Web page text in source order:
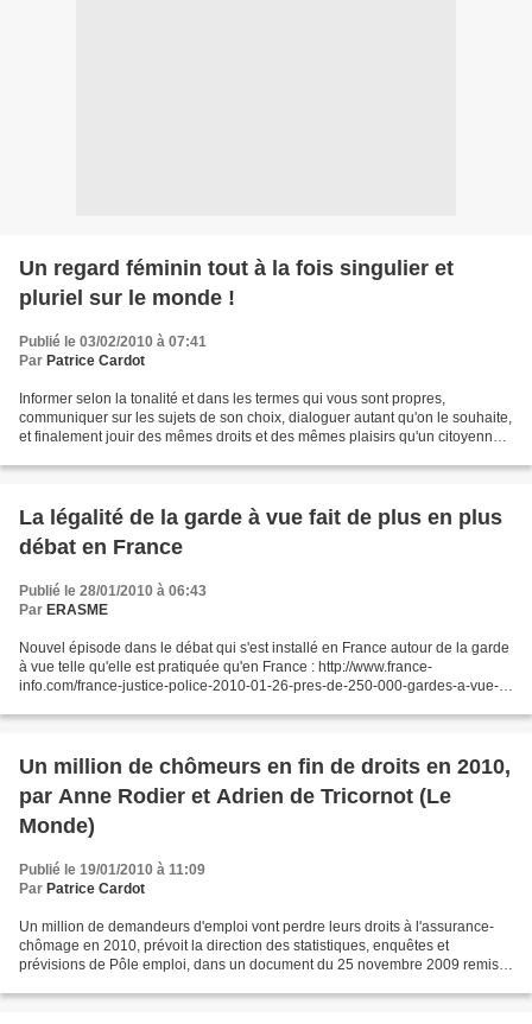
Un regard féminin tout à la fois singulier et
pluriel sur le monde !
Publié le 03/02/2010 à 07:41
Par Patrice Cardot
Informer selon la tonalité et dans les termes qui vous sont propres,
communiquer sur les sujets de son choix, dialoguer autant qu'on le souhaite,
et finalement jouir des mêmes droits et des mêmes plaisirs qu'un citoyenne
La légalité de la garde à vue fait de plus en plus
débat en France
Publié le 28/01/2010 à 06:43
Par ERASME
Nouvel épisode dans le débat qui s'est installé en France autour de la garde
à vue telle qu'elle est pratiquée qu'en France : http://www.france-
info.com/france-justice-police-2010-01-26-pres-de-250-000-gardes-a-vue-
Un million de chômeurs en fin de droits en 2010,
par Anne Rodier et Adrien de Tricornot (Le
Monde)
Publié le 19/01/2010 à 11:09
Par Patrice Cardot
Un million de demandeurs d'emploi vont perdre leurs droits à l'assurance-
chômage en 2010, prévoit la direction des statistiques, enquêtes et
prévisions de Pôle emploi, dans un document du 25 novembre 2009 remis